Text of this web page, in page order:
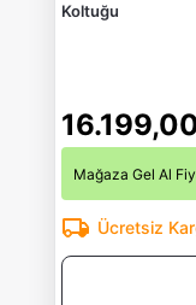
Koltuğu
Mağaza Gel Al
Ücretsiz